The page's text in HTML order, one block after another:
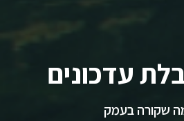
עדכונים
שקורה בעמק